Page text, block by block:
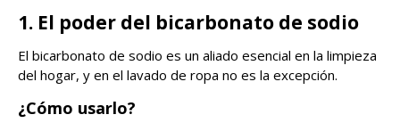
1. El poder del bicarbonato de sodio
El bicarbonato de sodio es un aliado esencial en la limpieza
del hogar, y en el lavado de ropa no es la excepción.
¿Cómo usarlo?